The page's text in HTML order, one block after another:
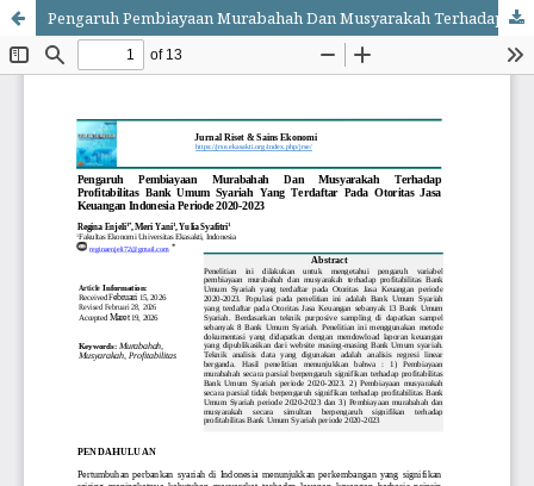
Pengaruh Pembiayaan Murabahah Dan Musyarakah Terhadap Profitabilitas Bank Umum Syariah Yang Terdaftar Pada Otoritas Jasa Keuangan Indonesia Periode 2020-2023